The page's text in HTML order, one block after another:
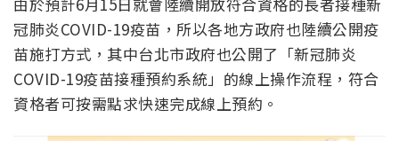
冠肺炎COVID-19疫苗，所以各地方政府也陸續公開疫
苗施打方式，其中台北市政府也公開了「新冠肺炎
COVID-19疫苗接種預約系統」的線上操作流程，符合
資格者可按需點求快速完成線上預約。